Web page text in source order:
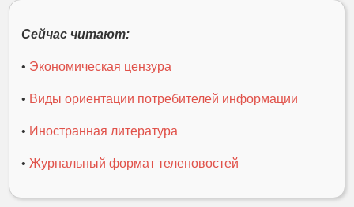
Сейчас читают:
• Экономическая цензура
• Виды ориентации потребителей информации
• Иностранная литература
• Журнальный формат теленовостей